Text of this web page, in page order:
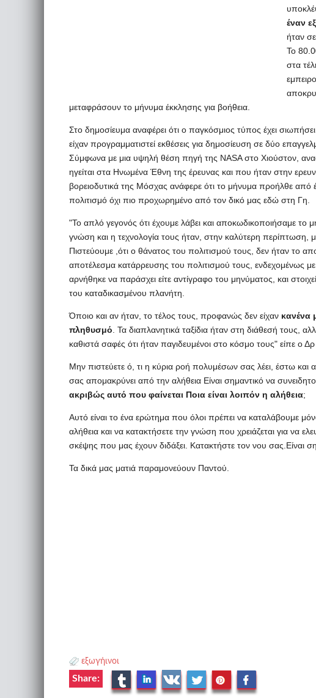
έναν
ήταν
Το
στα
μεταφράσουν το μήνυμα έκκλησης για βοήθεια.
Στο δημοσίευμα αναφέρει ότι ο παγκόσμιος τύπος έχει
είχαν προγραμματιστεί εκθέσεις για δημοσίευση σε δύο
Σύμφωνα με μια υψηλή θέση πηγή της NASA στο Χιούστον,
ηγείται στα Ηνωμένα Έθνη της έρευνας και που ήταν στην
βορειοδυτικά της Μόσχας ανάφερε ότι το μήνυμα προήλθε
πολιτισμό όχι πιο προχωρημένο από τον δικό μας εδώ στη Γη.
"Το απλό γεγονός ότι έχουμε λάβει και αποκωδικοποιήσαμε το
γνώση και η τεχνολογία τους ήταν, στην καλύτερη περίπτωση,
Πιστεύουμε ,ότι ο θάνατος του πολιτισμού τους, δεν ήταν το
αποτέλεσμα κατάρρευσης του πολιτισμού τους, ενδεχομένως
αρνήθηκε να παράσχει είτε αντίγραφο του μηνύματος, και
του καταδικασμένου πλανήτη.
Όποιο και αν ήταν, το τέλος τους, προφανώς δεν είχαν κανένα
πληθυσμό . Τα διαπλανητικά ταξίδια ήταν στη διάθεσή τους,
καθιστά σαφές ότι ήταν παγιδευμένοι στο κόσμο τους" είπε ο
Μην πιστεύετε ό, τι η κύρια ροή πολυμέσων σας λέει, έστω και
σας απομακρύνει από την αλήθεια Είναι σημαντικό να
ακριβώς αυτό που φαίνεται Ποια είναι λοιπόν η αλήθεια;
Αυτό είναι το ένα ερώτημα που όλοι πρέπει να καταλάβουμε
αλήθεια και να κατακτήσετε την γνώση που χρειάζεται για να
σκέψης που μας έχουν διδάξει. Κατακτήστε τον νου σας.Είναι
Τα δικά μας ματιά παραμονεύουν Παντού.
εξωγήινοι
Share: